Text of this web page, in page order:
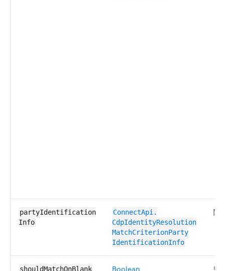
partyIdentification​
Info
ConnectApi.​
CdpIdentityResolution​
MatchCriterionParty​
IdentificationInfo
関
shouldMatch​OnBlank Boolean 空